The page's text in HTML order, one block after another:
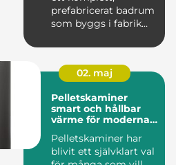
prefabricerat badrum
som byggs i fabrik
till ...
02. maj
Pelletskaminer
smart och hållbar
värme för moderna
Pelletskaminer har
blivit ett självklart val